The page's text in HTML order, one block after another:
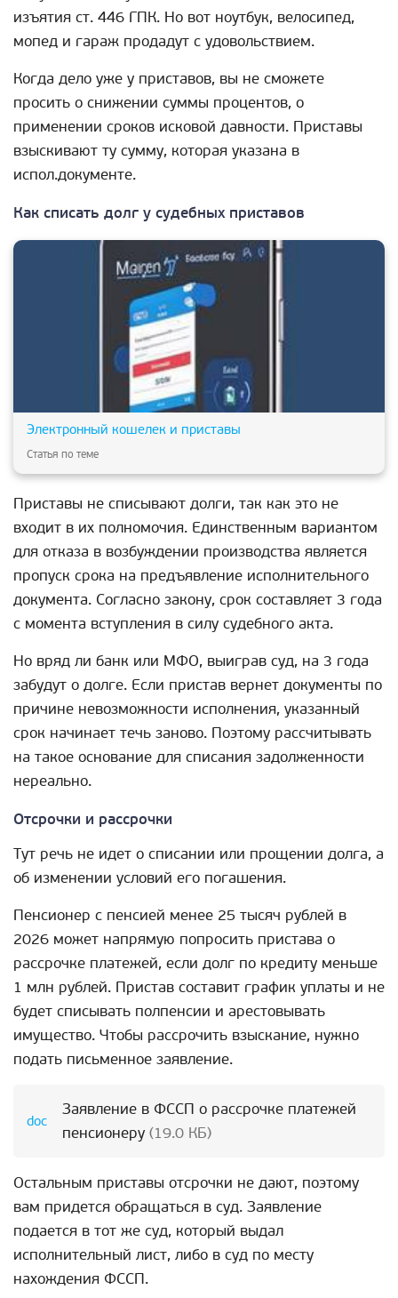
изъятия ст. 446 ГПК. Но вот ноутбук, велосипед,
мопед и гараж продадут с удовольствием.
Когда дело уже у приставов, вы не сможете
просить о снижении суммы процентов, о
применении сроков исковой давности. Приставы
взыскивают ту сумму, которая указана в
испол.документе.
Как списать долг у судебных приставов
Электронный кошелек и приставы
Статья по теме
Приставы не списывают долги, так как это не
входит в их полномочия. Единственным вариантом
для отказа в возбуждении производства является
пропуск срока на предъявление исполнительного
документа. Согласно закону, срок составляет 3 года
с момента вступления в силу судебного акта.
Но вряд ли банк или МФО, выиграв суд, на 3 года
забудут о долге. Если пристав вернет документы по
причине невозможности исполнения, указанный
срок начинает течь заново. Поэтому рассчитывать
на такое основание для списания задолженности
нереально.
Отсрочки и рассрочки
Тут речь не идет о списании или прощении долга, а
об изменении условий его погашения.
Пенсионер с пенсией менее 25 тысяч рублей в
2026 может напрямую попросить пристава о
рассрочке платежей, если долг по кредиту меньше
1 млн рублей. Пристав составит график уплаты и не
будет списывать полпенсии и арестовывать
имущество. Чтобы рассрочить взыскание, нужно
подать письменное заявление.
Заявление в ФССП о рассрочке платежей
пенсионеру (19.0 КБ)
Остальным приставы отсрочки не дают, поэтому
вам придется обращаться в суд. Заявление
подается в тот же суд, который выдал
исполнительный лист, либо в суд по месту
нахождения ФССП.